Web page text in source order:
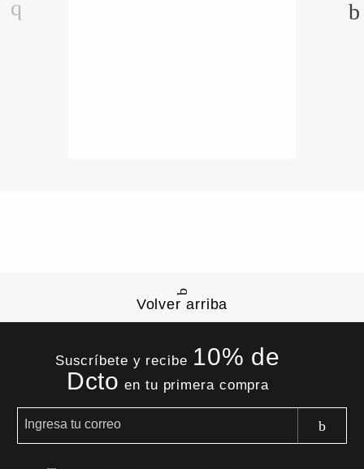
Volver arriba
Suscríbete y recibe 10% de
Dcto en tu primera compra